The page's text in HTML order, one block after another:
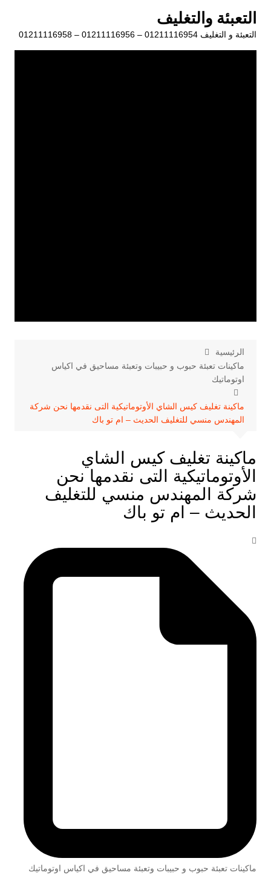
المحتوى
التعبئة والتغليف
التعبئة و التغليف 01211116954 – 01211116956 – 01211116958
الرئيسية
ماكينات تعبئة حبوب و حبيبات وتعبئة مساحيق في اكياس
اوتوماتيك
ماكينة تغليف كيس الشاي الأوتوماتيكية التى نقدمها نحن شركة
المهندس منسي للتغليف الحديث – ام تو باك
ماكينة تغليف كيس الشاي
الأوتوماتيكية التى نقدمها نحن
شركة المهندس منسي للتغليف
الحديث – ام تو باك
ماكينات تعبئة حبوب و حبيبات وتعبئة مساحيق في اكياس اوتوماتيك